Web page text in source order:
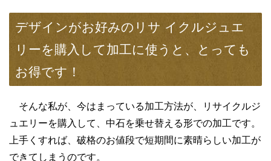
デザインがお好みのリサ イクルジュエ
リーを購入して加工に使うと、とっても
お得です！
そんな私が、今はまっている加工方法が、リサイクルジ
ュエリーを購入して、中石を乗せ替える形での加工です。
上手くすれば、破格のお値段で短期間に素晴らしい加工が
できてしまうのです。